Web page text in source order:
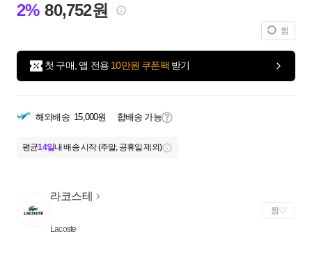
2% 80,752원
찜
첫 구매, 앱 전용 10만원 쿠폰팩 받기
해외배송 15,000원 합배송 가능
평균14일내 배송 시작 (주말, 공휴일 제외)
라코스테
Lacoste
찜